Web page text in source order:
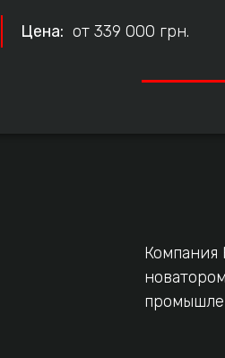
Цена: от 339 000 грн.
Компания